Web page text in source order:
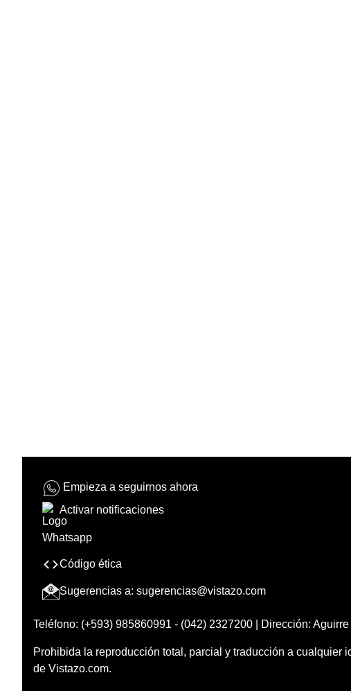
Empieza a seguirnos ahora
Activar notificaciones
Código ética
Sugerencias a: sugerencias@vistazo.com
Teléfono: (+593) 985860991 - (042) 2327200 | Dirección:
Prohibida la reproducción total, parcial y traducción a cualquier
de Vistazo.com.